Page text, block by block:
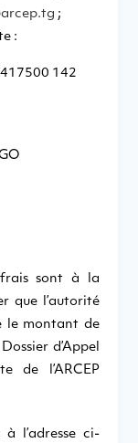
;
:
142
sont à la
que l’autorité
le montant de
d’Appel
de l’ARCEP
l’adresse ci-